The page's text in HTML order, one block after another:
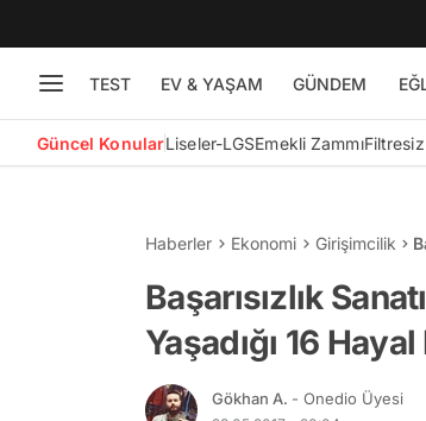
TEST EV & YAŞAM GÜNDEM
Güncel KonularLiseler-LGSEmekli Zammı
Haberler Ekonomi Girişimcilik
Başarısızlık
Yaşadığı 16 Hayal
Gökhan A. - Onedio Üyesi